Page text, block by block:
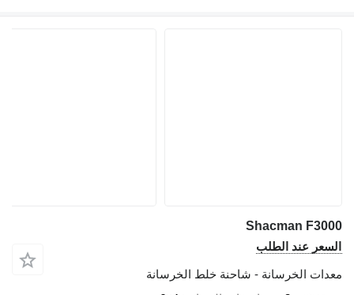
Shacman F3000
السعر عند الطلب
معدات الخرسانة - شاحنة خلط الخرسانة